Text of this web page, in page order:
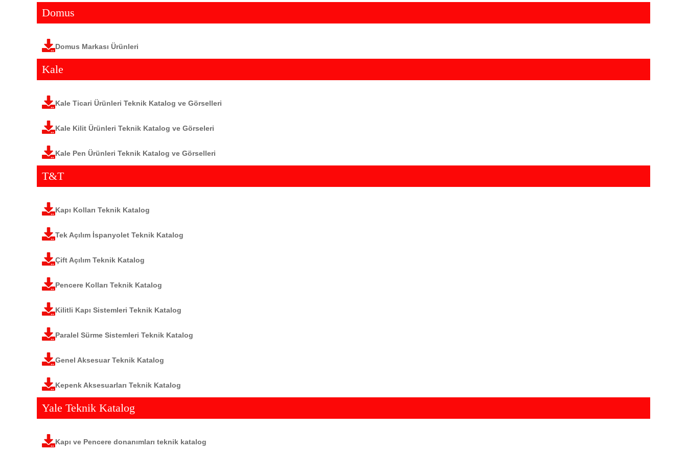
Domus
Domus Markası Ürünleri
Kale
Kale Ticari Ürünleri Teknik Katalog ve Görselleri
Kale Kilit Ürünleri Teknik Katalog ve Görseleri
Kale Pen Ürünleri Teknik Katalog ve Görselleri
T&T
Kapı Kolları Teknik Katalog
Tek Açılım İspanyolet Teknik Katalog
Çift Açılım Teknik Katalog
Pencere Kolları Teknik Katalog
Kilitli Kapı Sistemleri Teknik Katalog
Paralel Sürme Sistemleri Teknik Katalog
Genel Aksesuar Teknik Katalog
Kepenk Aksesuarları Teknik Katalog
Yale Teknik Katalog
Kapı ve Pencere donanımları teknik katalog